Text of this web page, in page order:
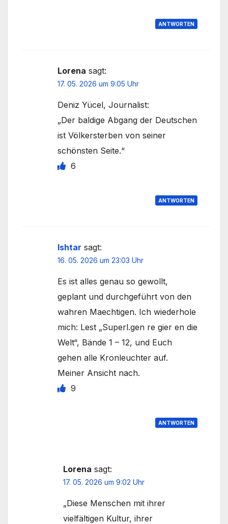
ANTWORTEN
Lorena sagt:
17. 05. 2026 um 9:05 Uhr
Deniz Yücel, Journalist:
„Der baldige Abgang der Deutschen
ist Völkersterben von seiner
schönsten Seite.“
6
ANTWORTEN
Ishtar sagt:
16. 05. 2026 um 23:03 Uhr
Es ist alles genau so gewollt,
geplant und durchgeführt von den
wahren Maechtigen. Ich wiederhole
mich: Lest „Superl.gen re gier en die
Welt“, Bände 1 – 12, und Euch
gehen alle Kronleuchter auf.
Meiner Ansicht nach.
9
ANTWORTEN
Lorena sagt:
17. 05. 2026 um 9:02 Uhr
„Diese Menschen mit ihrer
vielfältigen Kultur, ihrer